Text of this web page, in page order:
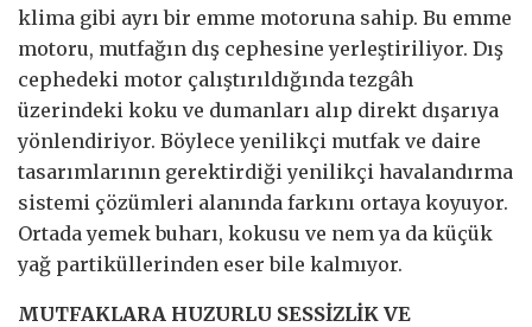
klima gibi ayrı bir emme motoruna sahip. Bu emme
motoru, mutfağın dış cephesine yerleştiriliyor. Dış
cephedeki motor çalıştırıldığında tezgâh
üzerindeki koku ve dumanları alıp direkt dışarıya
yönlendiriyor. Böylece yenilikçi mutfak ve daire
tasarımlarının gerektirdiği yenilikçi havalandırma
sistemi çözümleri alanında farkını ortaya koyuyor.
Ortada yemek buharı, kokusu ve nem ya da küçük
yağ partiküllerinden eser bile kalmıyor.
MUTFAKLARA HUZURLU SESSİZLİK VE